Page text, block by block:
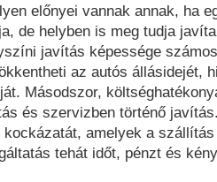
előnyei vannak annak, ha
de helyben is meg tudja
javítás képessége
az autós állásidejét,
Másodszor,
és szervizben történő
amelyek a
tehát időt, pénzt és